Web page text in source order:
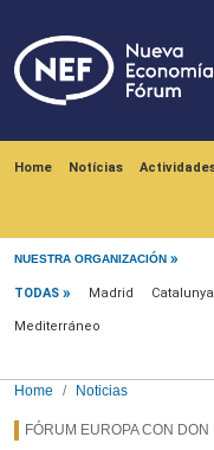
Home Notícias
NUESTRA ORGANIZACIÓN
Menú noticias
TODAS Madrid Catalunya
Mediterráneo
Home Noticias
FÓRUM EUROPA CON